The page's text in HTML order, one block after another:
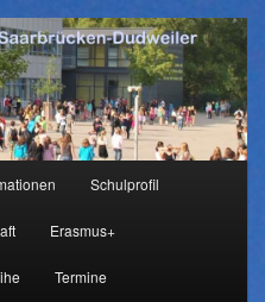
Schulprofil
Erasmus+
Termine